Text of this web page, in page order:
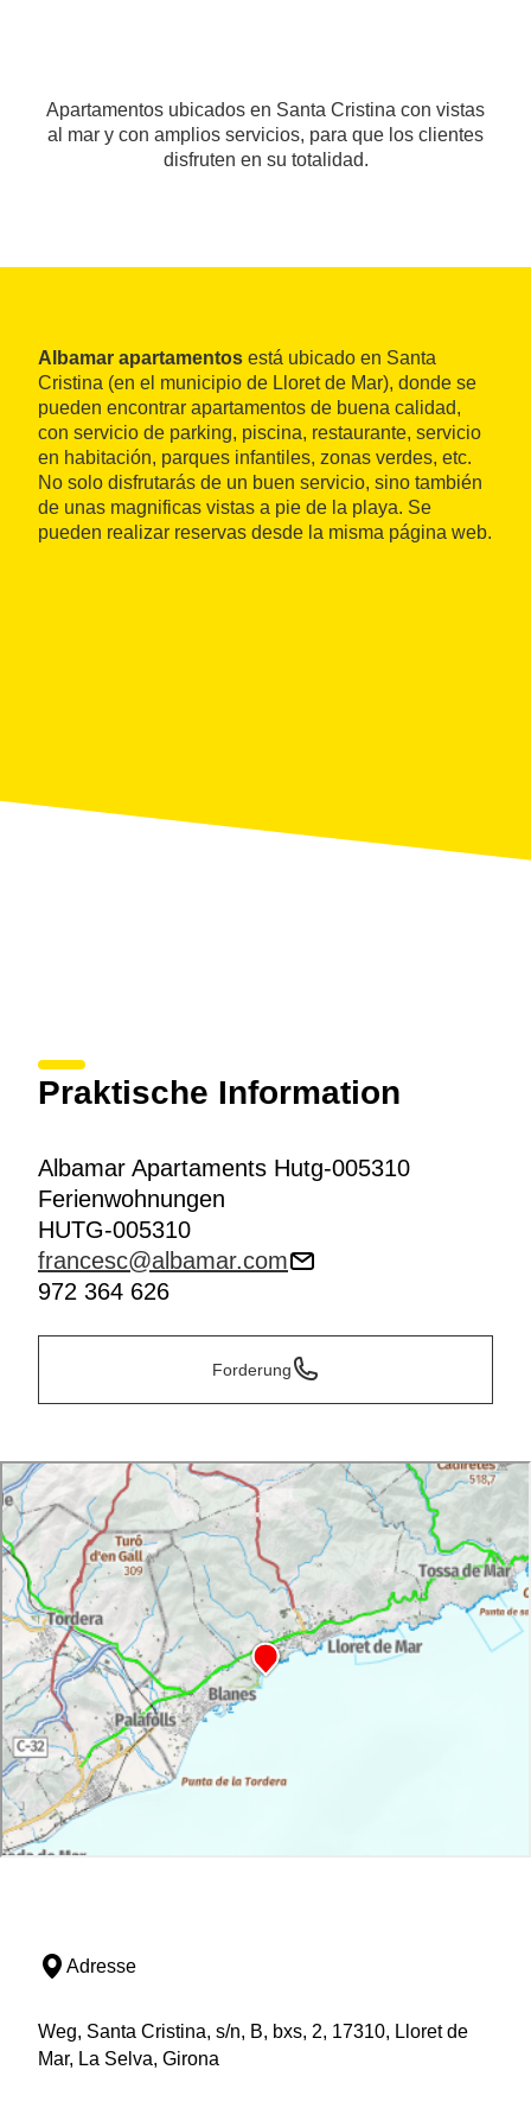
Apartamentos ubicados en Santa Cristina con vistas
al mar y con amplios servicios, para que los clientes
disfruten en su totalidad.
Albamar apartamentos está ubicado en Santa
Cristina (en el municipio de Lloret de Mar), donde se
pueden encontrar apartamentos de buena calidad,
con servicio de parking, piscina, restaurante, servicio
en habitación, parques infantiles, zonas verdes, etc.
No solo disfrutarás de un buen servicio, sino también
de unas magnificas vistas a pie de la playa. Se
pueden realizar reservas desde la misma página web.
Praktische Information
Albamar Apartaments Hutg-005310
Ferienwohnungen
HUTG-005310
francesc@albamar.com
972 364 626
Forderung
Adresse
Weg, Santa Cristina, s/n, B, bxs, 2, 17310, Lloret de
Mar, La Selva, Girona